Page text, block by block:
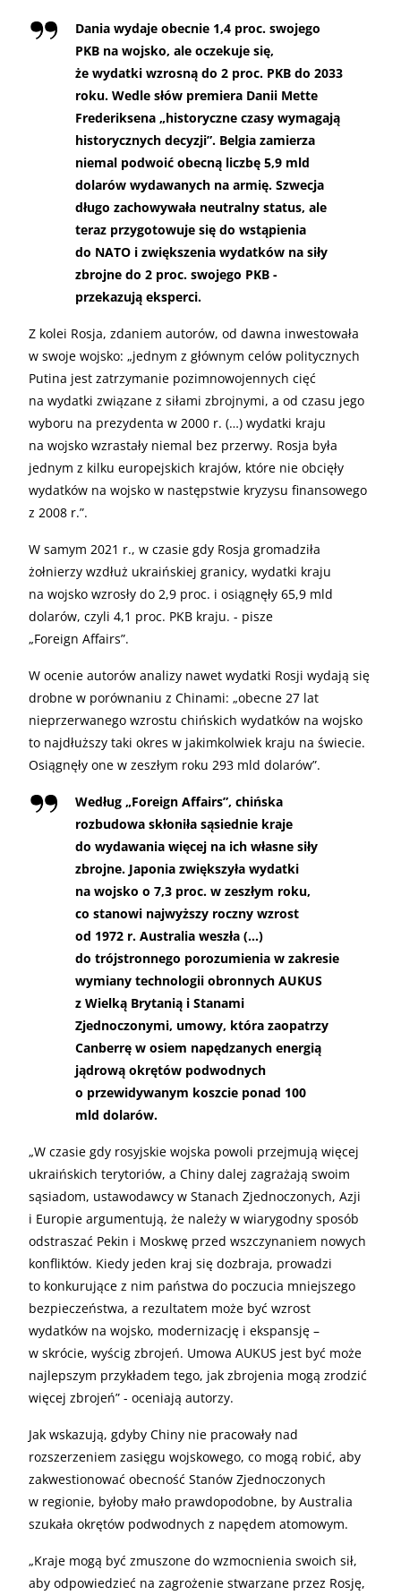
Dania wydaje obecnie 1,4 proc. swojego
PKB na wojsko, ale oczekuje się,
że wydatki wzrosną do 2 proc. PKB do 2033
roku. Wedle słów premiera Danii Mette
Frederiksena „historyczne czasy wymagają
historycznych decyzji”. Belgia zamierza
niemal podwoić obecną liczbę 5,9 mld
dolarów wydawanych na armię. Szwecja
długo zachowywała neutralny status, ale
teraz przygotowuje się do wstąpienia
do NATO i zwiększenia wydatków na siły
zbrojne do 2 proc. swojego PKB -
przekazują eksperci.
Z kolei Rosja, zdaniem autorów, od dawna inwestowała
w swoje wojsko: „jednym z głównym celów politycznych
Putina jest zatrzymanie pozimnowojennych cięć
na wydatki związane z siłami zbrojnymi, a od czasu jego
wyboru na prezydenta w 2000 r. (…) wydatki kraju
na wojsko wzrastały niemal bez przerwy. Rosja była
jednym z kilku europejskich krajów, które nie obcięły
wydatków na wojsko w następstwie kryzysu finansowego
z 2008 r.”.
W samym 2021 r., w czasie gdy Rosja gromadziła
żołnierzy wzdłuż ukraińskiej granicy, wydatki kraju
na wojsko wzrosły do 2,9 proc. i osiągnęły 65,9 mld
dolarów, czyli 4,1 proc. PKB kraju. - pisze
„Foreign Affairs”.
W ocenie autorów analizy nawet wydatki Rosji wydają się
drobne w porównaniu z Chinami: „obecne 27 lat
nieprzerwanego wzrostu chińskich wydatków na wojsko
to najdłuższy taki okres w jakimkolwiek kraju na świecie.
Osiągnęły one w zeszłym roku 293 mld dolarów”.
Według „Foreign Affairs”, chińska
rozbudowa skłoniła sąsiednie kraje
do wydawania więcej na ich własne siły
zbrojne. Japonia zwiększyła wydatki
na wojsko o 7,3 proc. w zeszłym roku,
co stanowi najwyższy roczny wzrost
od 1972 r. Australia weszła (…)
do trójstronnego porozumienia w zakresie
wymiany technologii obronnych AUKUS
z Wielką Brytanią i Stanami
Zjednoczonymi, umowy, która zaopatrzy
Canberrę w osiem napędzanych energią
jądrową okrętów podwodnych
o przewidywanym koszcie ponad 100
mld dolarów.
„W czasie gdy rosyjskie wojska powoli przejmują więcej
ukraińskich terytoriów, a Chiny dalej zagrażają swoim
sąsiadom, ustawodawcy w Stanach Zjednoczonych, Azji
i Europie argumentują, że należy w wiarygodny sposób
odstraszać Pekin i Moskwę przed wszczynaniem nowych
konfliktów. Kiedy jeden kraj się dozbraja, prowadzi
to konkurujące z nim państwa do poczucia mniejszego
bezpieczeństwa, a rezultatem może być wzrost
wydatków na wojsko, modernizację i ekspansję –
w skrócie, wyścig zbrojeń. Umowa AUKUS jest być może
najlepszym przykładem tego, jak zbrojenia mogą zrodzić
więcej zbrojeń” - oceniają autorzy.
Jak wskazują, gdyby Chiny nie pracowały nad
rozszerzeniem zasięgu wojskowego, co mogą robić, aby
zakwestionować obecność Stanów Zjednoczonych
w regionie, byłoby mało prawdopodobne, by Australia
szukała okrętów podwodnych z napędem atomowym.
„Kraje mogą być zmuszone do wzmocnienia swoich sił,
aby odpowiedzieć na zagrożenie stwarzane przez Rosję,